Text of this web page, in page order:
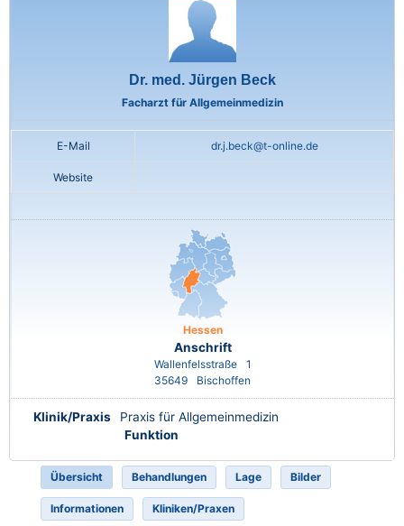
Dr. med. Jürgen Beck
Facharzt für Allgemeinmedizin
E-Mail dr.j.beck@t-online.de
Website
Hessen
Anschrift
Wallenfelsstraße
1
35649
Bischoffen
Klinik/Praxis
Praxis für Allgemeinmedizin
Funktion
Übersicht Behandlungen Lage Bilder
Informationen Kliniken/Praxen